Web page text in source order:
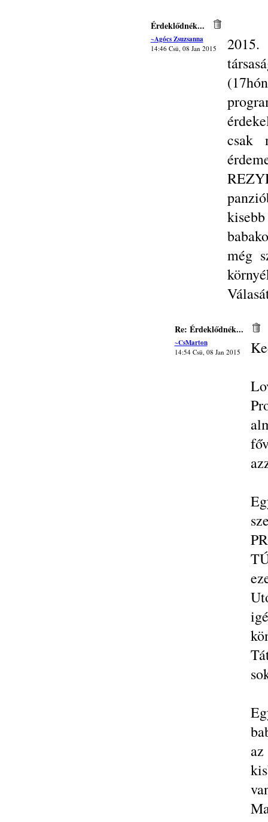
Érdeklődnék...
~Agócs Zsuzsanna
14:46 Csü, 08 Jan 2015
csak
még
Re: Érdeklődnék...
~CsMarton
14:54 Csü, 08 Jan 2015